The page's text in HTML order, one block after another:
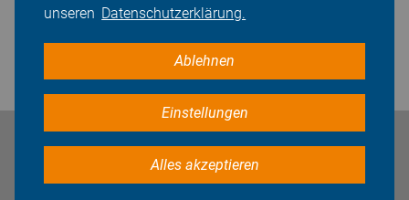
unseren Datenschutzerklärung.
Ablehnen
Einstellungen
Alles akzeptieren